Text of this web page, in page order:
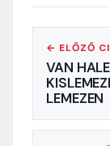
← ELŐZŐ
VAN
LEMEZEN